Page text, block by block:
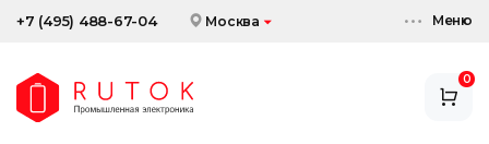
+7 (495) 488-67-04 Москва Меню
0
АККУМУЛЯТОРЫ